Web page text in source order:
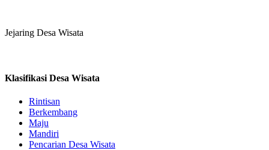
Jejaring Desa Wisata
Klasifikasi Desa Wisata
Rintisan
Berkembang
Maju
Mandiri
Pencarian Desa Wisata